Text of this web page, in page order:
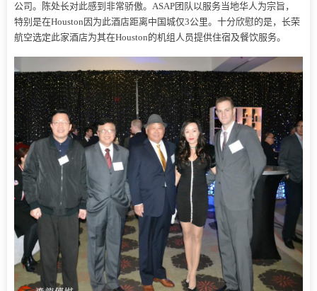
公司。陈处长对此感到非常骄傲。ASAP团队以服务当地华人为宗旨，
特别是在Houston因为此酒店距离中国城仅3公里。十分欣慰的是，长荣
航空选定此家酒店为其在Houston的机组人员提供住宿及餐饮服务。